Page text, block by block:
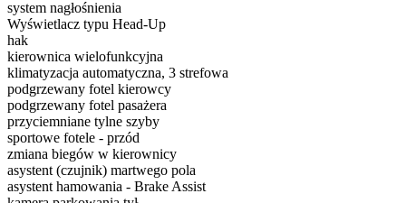
system nagłośnienia
Wyświetlacz typu Head-Up
hak
kierownica wielofunkcyjna
klimatyzacja automatyczna, 3 strefowa
podgrzewany fotel kierowcy
podgrzewany fotel pasażera
przyciemniane tylne szyby
sportowe fotele - przód
zmiana biegów w kierownicy
asystent (czujnik) martwego pola
asystent hamowania - Brake Assist